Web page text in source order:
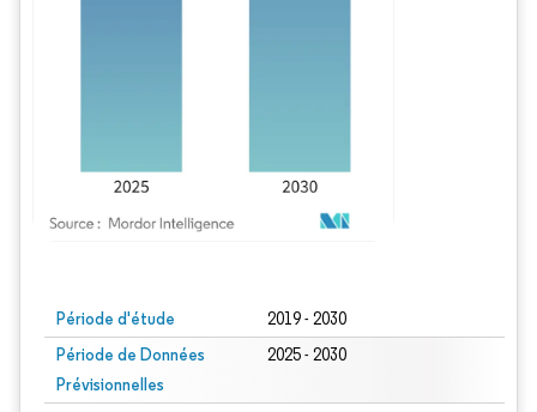
Période d'étude 2019 - 2030
Période de Données
Prévisionnelles
2025 - 2030